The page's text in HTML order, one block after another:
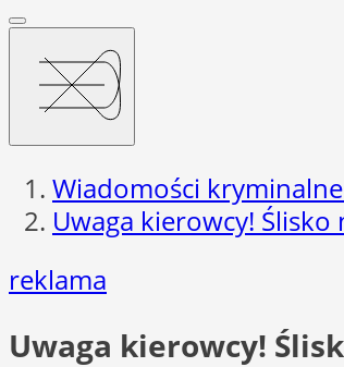
Wiadomości
Uwaga kierowcy! Ślisko
reklama
Uwaga kierowcy!